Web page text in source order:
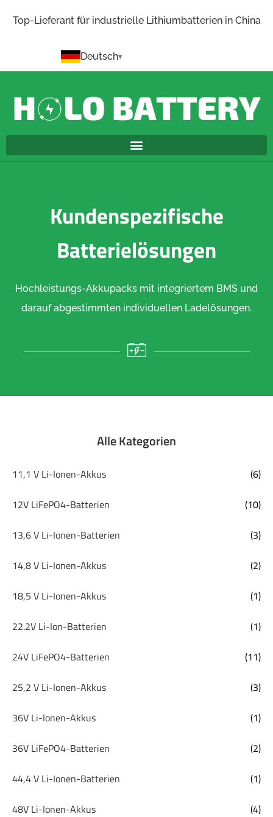
Top-Lieferant für industrielle Lithiumbatterien in China
Deutsch
Kundenspezifische
Batterielösungen
Hochleistungs-Akkupacks mit integriertem BMS und
darauf abgestimmten individuellen Ladelösungen.
Alle Kategorien
11,1 V Li-Ionen-Akkus (6)
12V LiFePO4-Batterien (10)
13,6 V Li-Ionen-Batterien (3)
14,8 V Li-Ionen-Akkus (2)
18,5 V Li-Ionen-Akkus (1)
22.2V Li-Ion-Batterien (1)
24V LiFePO4-Batterien (11)
25,2 V Li-Ionen-Akkus (3)
36V Li-Ionen-Akkus (1)
36V LiFePO4-Batterien (2)
44,4 V Li-Ionen-Batterien (1)
48V Li-Ionen-Akkus (4)